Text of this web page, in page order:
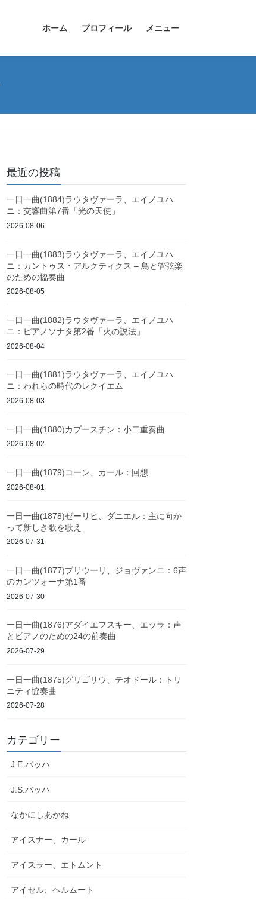
ホーム プロフィール メニュー
最近の投稿
一日一曲(1884)ラウタヴァーラ、エイノユハ
ニ：交響曲第7番「光の天使」
2026-08-06
一日一曲(1883)ラウタヴァーラ、エイノユハ
ニ：カントゥス・アルクティクス – 鳥と管弦楽
のための協奏曲
2026-08-05
一日一曲(1882)ラウタヴァーラ、エイノユハ
ニ：ピアノソナタ第2番「火の説法」
2026-08-04
一日一曲(1881)ラウタヴァーラ、エイノユハ
ニ：われらの時代のレクイエム
2026-08-03
一日一曲(1880)カプースチン：小二重奏曲
2026-08-02
一日一曲(1879)コーン、カール：回想
2026-08-01
一日一曲(1878)ゼーリヒ、ダニエル：主に向か
って新しき歌を歌え
2026-07-31
一日一曲(1877)プリウーリ、ジョヴァンニ：6声
のカンツォーナ第1番
2026-07-30
一日一曲(1876)アダイエフスキー、エッラ：声
とピアノのための24の前奏曲
2026-07-29
一日一曲(1875)グリゴリウ、テオドール：トリ
ニティ協奏曲
2026-07-28
カテゴリー
J.E.バッハ
J.S.バッハ
なかにしあかね
アイスナー、カール
アイスラー、エトムント
アイセル、ヘルムート